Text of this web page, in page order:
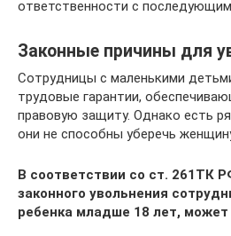
ответственности с
Законные причины для
Сотрудницы с маленькими
трудовые гарантии,
правовую защиту. Однако есть
они не способны уберечь
В соответствии со ст. 261ТК
законного увольнения
ребенка младше 18 лет, может